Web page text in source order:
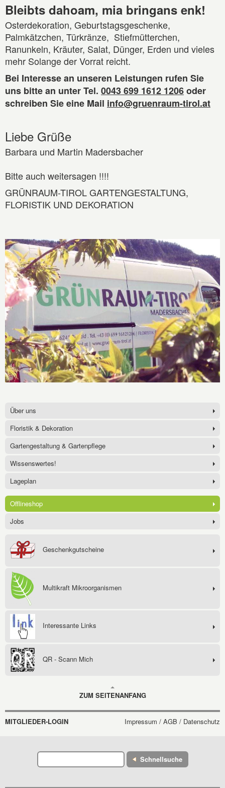
Bleibts dahoam, mia bringans enk!
Osterdekoration, Geburtstagsgeschenke,
Palmkätzchen, Türkränze, Stiefmütterchen,
Ranunkeln, Kräuter, Salat, Dünger, Erden und vieles
mehr Solange der Vorrat reicht.
Bei Interesse an unseren Leistungen rufen Sie
uns bitte an unter Tel. 0043 699 1612 1206oder
schreiben Sie eine Mail info@gruenraum-tirol.at
Liebe Grüße
Barbara und Martin Madersbacher
Bitte auch weitersagen !!!!
GRÜNRAUM-TIROL GARTENGESTALTUNG,
FLORISTIK UND DEKORATION
Über uns
Floristik & Dekoration
Gartengestaltung & Gartenpflege
Wissenswertes!
Lageplan
Offlineshop
Jobs
Geschenkgutscheine
Multikraft Mikroorganismen
Interessante Links
QR - Scann Mich
ZUM SEITENANFANG
MITGLIEDER-LOGIN Impressum / AGB / Datenschutz
Schnellsuche